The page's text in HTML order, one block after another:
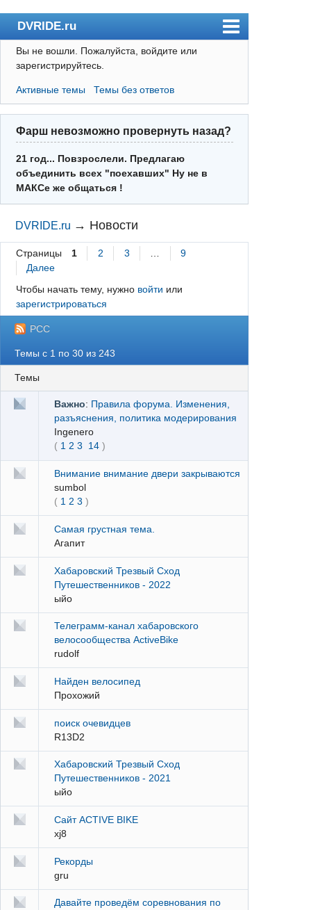
DVRIDE.ru
Форум
Пользователи
Правила
Поиск
Регистрация
Вход
Вы не вошли. Пожалуйста, войдите или
зарегистрируйтесь.
Активные темы Темы без ответов
Фарш невозможно провернуть назад?
21 год... Повзрослели. Предлагаю
объединить всех "поехавших" Ну не в
МАКСе же общаться !
DVRIDE.ru → Новости
Страницы 1 2 3 …
9
Далее
Чтобы начать тему, нужно войти или
зарегистрироваться
РСС
Темы с 1 по 30 из 243
Темы
Важно: Правила форума. Изменения,
разъяснения, политика модерирования
Ingenero
( 1 2 3 14)
Внимание внимание двери закрываются
sumbol
( 1 2 3 )
Самая грустная тема.
Агапит
Хабаровский Трезвый Сход
Путешественников - 2022
ыйо
Телеграмм-канал хабаровского
велосообщества ActiveBike
rudolf
Найден велосипед
Прохожий
поиск очевидцев
R13D2
Хабаровский Трезвый Сход
Путешественников - 2021
ыйо
Сайт ACTIVE BIKE
xj8
Рекорды
gru
Давайте проведём соревнования по